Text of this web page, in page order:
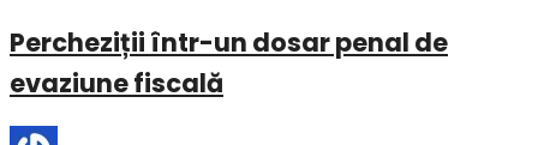
Percheziții într-un dosar penal de
evaziune fiscală